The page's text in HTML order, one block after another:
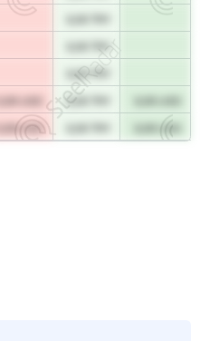
0,00 TRY
0,00 TRY
0,00 TRY
0,00 USD 0,00 USD